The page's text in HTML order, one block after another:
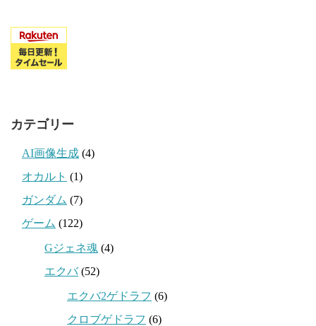
カテゴリー
AI画像生成 (4)
オカルト (1)
ガンダム (7)
ゲーム (122)
Gジェネ魂 (4)
エクバ(52)
エクバ2ゲドラフ (6)
クロブゲドラフ (6)